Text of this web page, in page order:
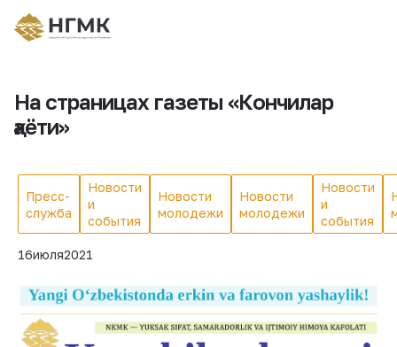
На страницах газеты «Кончилар
ҳаёти»
Пресс-
служба
Новости
и
события
Новости
молодежи
Новости
молодежи
Новости
и
события
16июля2021